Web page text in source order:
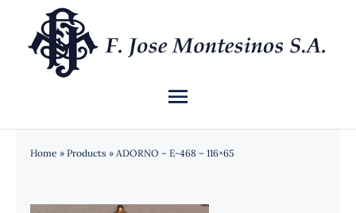
contenido
Toggle
Navigation
INICIO
Home » Products » ADORNO – E-468 – 116×65